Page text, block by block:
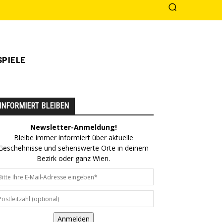
BLEIBEN
Newsletter-Anmeldung!
Bleibe immer informiert über aktuelle
und sehenswerte Orte in deinem
Bezirk oder ganz Wien.
Anmelden